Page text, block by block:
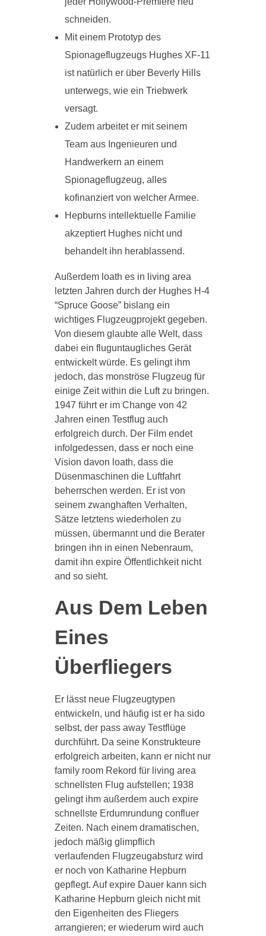
schneiden.
Mit einem Prototyp des
Spionageflugzeugs Hughes XF-11
ist natürlich er über Beverly Hills
unterwegs, wie ein Triebwerk
versagt.
Zudem arbeitet er mit seinem
Team aus Ingenieuren und
Handwerkern an einem
Spionageflugzeug, alles
kofinanziert von welcher Armee.
Hepburns intellektuelle Familie
akzeptiert Hughes nicht und
behandelt ihn herablassend.
Außerdem loath es in living area
letzten Jahren durch der Hughes H-4
“Spruce Goose” bislang ein
wichtiges Flugzeugprojekt gegeben.
Von diesem glaubte alle Welt, dass
dabei ein fluguntaugliches Gerät
entwickelt würde. Es gelingt ihm
jedoch, das monströse Flugzeug für
einige Zeit within die Luft zu bringen.
1947 führt er im Change von 42
Jahren einen Testflug auch
erfolgreich durch. Der Film endet
infolgedessen, dass er noch eine
Vision davon loath, dass die
Düsenmaschinen die Luftfahrt
beherrschen werden. Er ist von
seinem zwanghaften Verhalten,
Sätze letztens wiederholen zu
müssen, übermannt und die Berater
bringen ihn in einen Nebenraum,
damit ihn expire Öffentlichkeit nicht
and so sieht.
Aus Dem Leben
Eines
Überfliegers
Er lässt neue Flugzeugtypen
entwickeln, und häufig ist er ha sido
selbst, der pass away Testflüge
durchführt. Da seine Konstrukteure
erfolgreich arbeiten, kann er nicht nur
family room Rekord für living area
schnellsten Flug aufstellen; 1938
gelingt ihm außerdem auch expire
schnellste Erdumrundung confluer
Zeiten. Nach einem dramatischen,
jedoch mäßig glimpflich
verlaufenden Flugzeugabsturz wird
er noch von Katharine Hepburn
gepflegt. Auf expire Dauer kann sich
Katharine Hepburn gleich nicht mit
den Eigenheiten des Fliegers
arrangieren; er wiederum wird auch